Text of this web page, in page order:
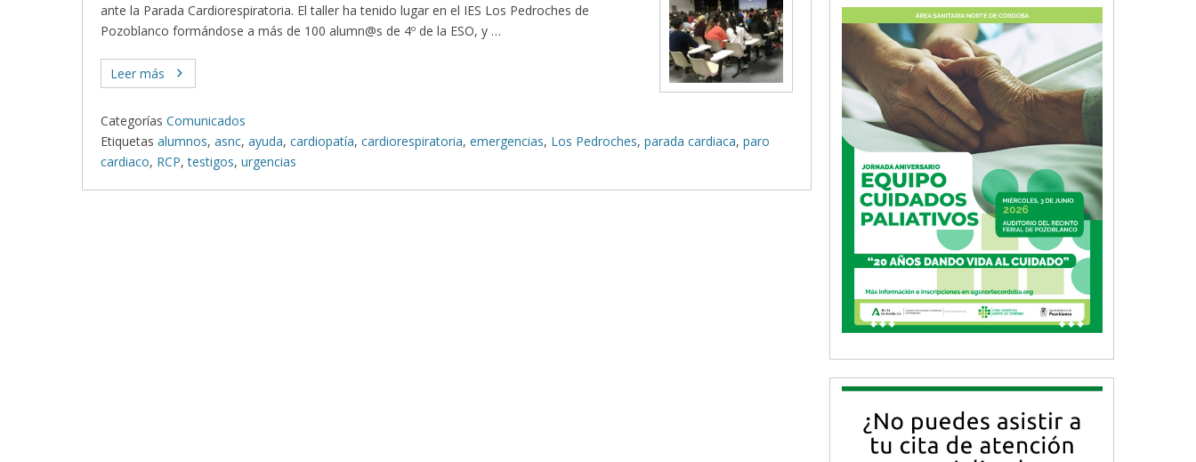
ante la Parada Cardiorespiratoria. El taller ha tenido lugar en el IES Los Pedroches de
Pozoblanco formándose a más de 100 alumn@s de 4º de la ESO, y …
Leer más
Categorías Comunicados
Etiquetas alumnos, asnc, ayuda, cardiopatía, cardiorespiratoria, emergencias, Los Pedroches, parada cardiaca, paro
cardiaco, RCP,testigos, urgencias